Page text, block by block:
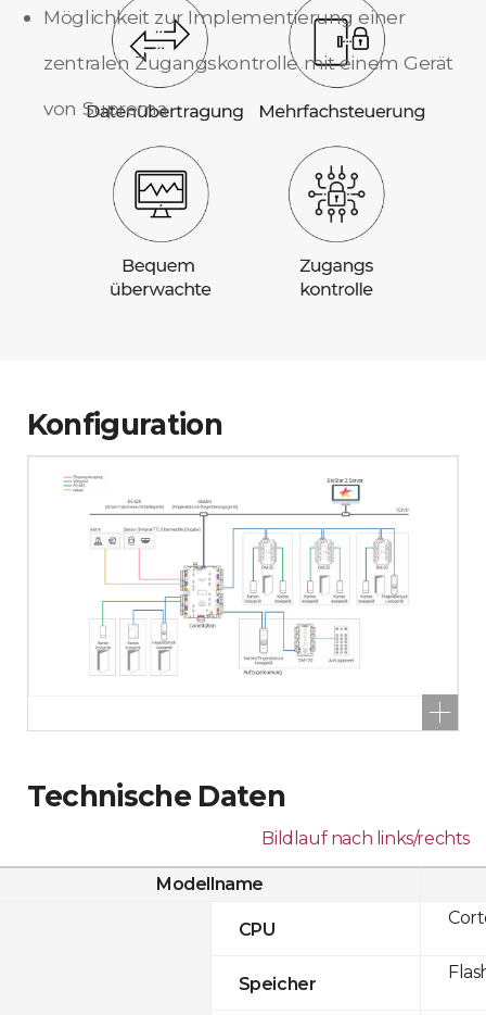
Möglichkeit zur Implementierung einer
zentralen Zugangskontrolle mit einem Gerät
von Suprema
Konfiguration
Technische Daten
Bildlauf nach links/rechts
Modellname
CPU
Speicher